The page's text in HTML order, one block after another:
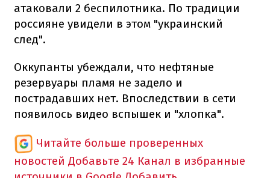
атаковали 2 беспилотника. По традиции
россияне увидели в этом "украинский
след".
Оккупанты убеждали, что нефтяные
резервуары пламя не задело и
пострадавших нет. Впоследствии в сети
появилось видео вспышек и "хлопка".
Читайте больше проверенных
новостей Добавьте 24 Канал в избранные